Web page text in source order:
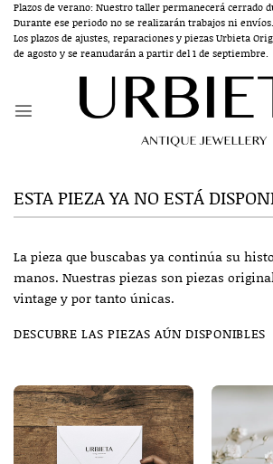
Saltar
contenido
Plazos de verano: Nuestro taller permanecerá cerrado
Durante ese periodo no se realizarán trabajos ni envíos.
Los plazos de ajustes, reparaciones y piezas Urbieta
de agosto y se reanudarán a partir del 1 de septiembre.
ESTA PIEZA YA NO ESTÁ
La pieza que buscabas ya continúa su
manos. Nuestras piezas son piezas
vintage y por tanto únicas.
DESCUBRE LAS PIEZAS AÚN DISPONIBLES